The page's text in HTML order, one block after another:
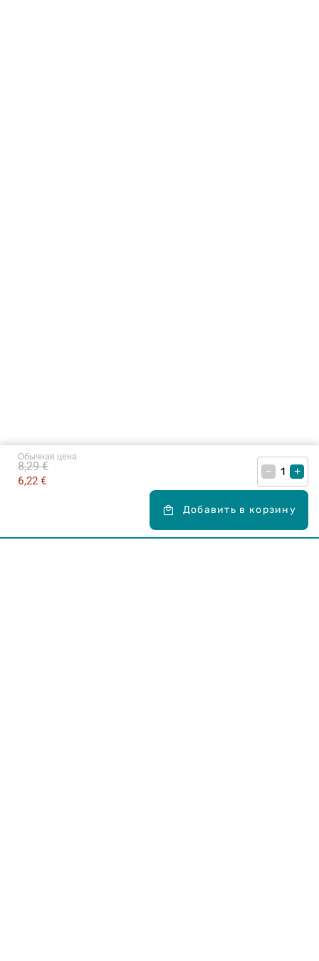
Обычная цена
6,22 €
8,29 € – +
Добавить в корзину